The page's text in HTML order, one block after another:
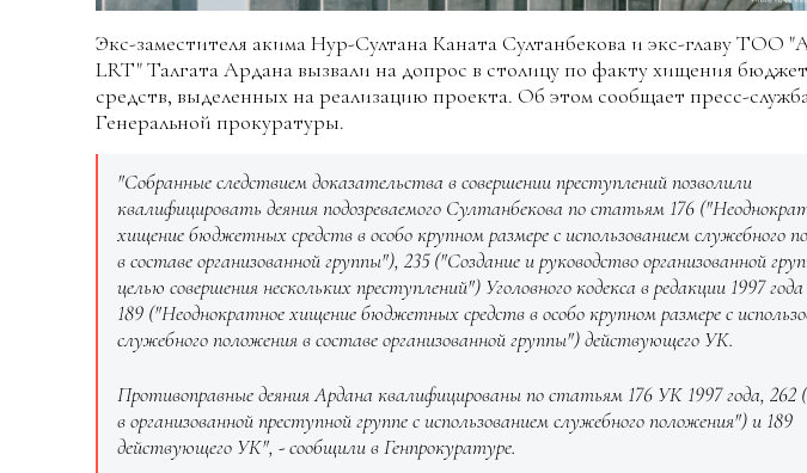
Экс-заместителя акима Нур-Султана Каната Султанбекова и экс-главу ТОО
LRT" Талгата Ардана вызвали на допрос в столицу по факту хищения
средств, выделенных на реализацию проекта. Об этом сообщает пресс-
Генеральной прокуратуры.
"Собранные следствием доказательства в совершении преступлений позволили
квалифицировать деяния подозреваемого Султанбекова по статьям 176
хищение бюджетных средств в особо крупном размере с использованием служебного
в составе организованной группы"), 235 ("Создание и руководство организованной
целью совершения нескольких преступлений") Уголовного кодекса в редакции 1997
189 ("Неоднократное хищение бюджетных средств в особо крупном размере с
служебного положения в составе организованной группы") действующего УК.
Противоправные деяния Ардана квалифицированы по статьям 176 УК 1997 года, 262
в организованной преступной группе с использованием служебного положения") и 189
действующего УК", - сообщили в Генпрокуратуре.